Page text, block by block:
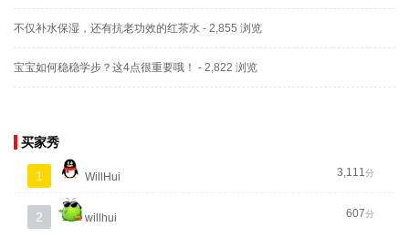
不仅补水保湿，还有抗老功效的红茶水 - 2,855 浏览
宝宝如何稳稳学步？这4点很重要哦！ - 2,822 浏览
买家秀
1 WillHui 3,111分
2 willhui 607分